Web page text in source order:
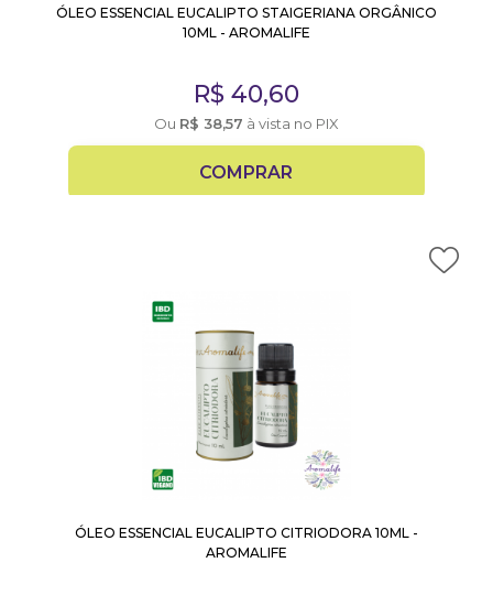
ÓLEO ESSENCIAL EUCALIPTO STAIGERIANA ORGÂNICO
10ML - AROMALIFE
R$ 40,60
Ou R$ 38,57 à vista no PIX
COMPRAR
ÓLEO ESSENCIAL EUCALIPTO CITRIODORA 10ML -
AROMALIFE